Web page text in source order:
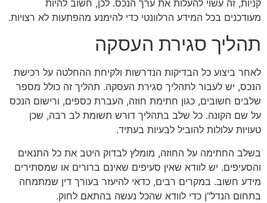
קניות, זה עשוי להעלות את ערך הנכס. לכן, חשוב להיות
מעודכנים בכל המידע הרלוונטי כדי להימנע מהפתעות לא רצויות.
תהליך סגירת העסקה
לאחר ביצוע כל הבדיקות הנדרשות ולקיחת ההחלטה על רכישת
הנכס, יש לעבור לתהליך סגירת העסקה. תהליך זה כולל מספר
שלבים חשובים, כגון חתימת חוזה, העברת כספים, ורישום הנכס
על שם הקונה. כל שלב בתהליך דורש תשומת לב רבה, שכן
טעויות עלולות להוביל לבעיות בעתיד.
בשלב החתימה על החוזה, מומלץ לבדוק היטב את כל התנאים
והסעיפים. יש לוודא שאין סעיפים שאינם ברורים או שמסתירים
מידע חשוב. במקרים רבים, כדאי להיעזר בעורך דין שמתמחה
בתחום הנדל"ן כדי לוודא שהכל נעשה בהתאם לחוק.